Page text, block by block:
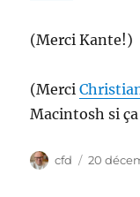
(Merci Kante!)
(Merci
Macintosh si
Auteur
cfd
Publié
20